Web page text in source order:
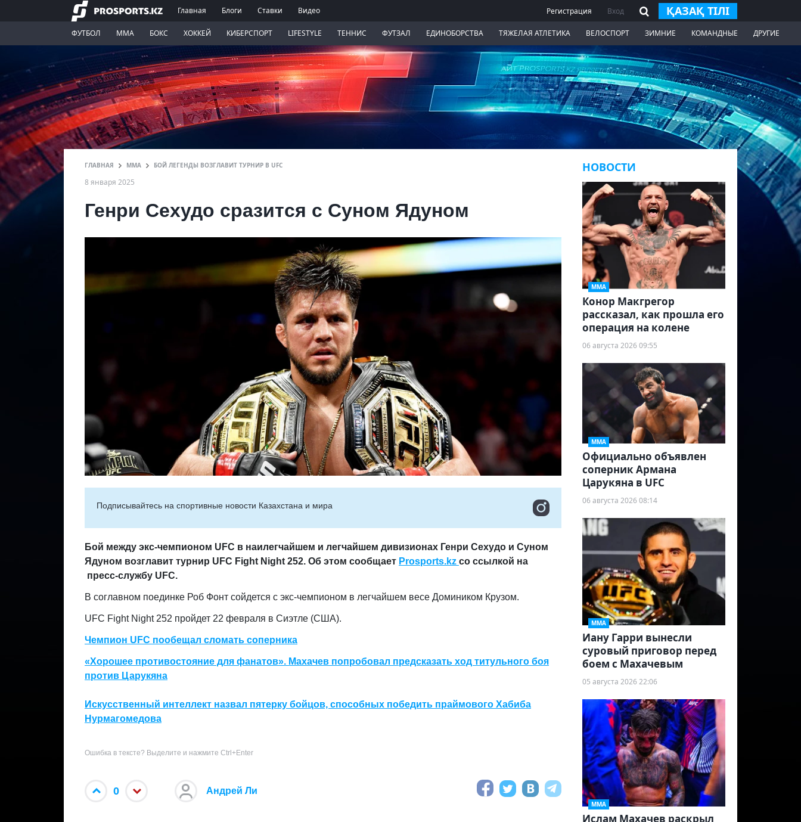
Главная Блоги Ставки Видео Регистрация Вход ҚАЗАҚ ТІЛІ
ФУТБОЛ ММА БОКС ХОККЕЙ КИБЕРСПОРТ LIFESTYLE ТЕННИС ФУТЗАЛ ЕДИНОБОРСТВА ТЯЖЕЛАЯ АТЛЕТИКА ВЕЛОСПОРТ ЗИМНИЕ КОМАНДНЫЕ ДРУГИЕ
ГЛАВНАЯ ММА БОЙ ЛЕГЕНДЫ ВОЗГЛАВИТ ТУРНИР В UFC
8 января 2025
Генри Сехудо сразится с Суном Ядуном
Подписывайтесь на cпортивные новости Казахстана и мира
Бой между экс-чемпионом UFC в наилегчайшем и легчайшем дивизионах Генри Сехудо и Суном
Ядуном возглавит турнир UFC Fight Night 252. Об этом сообщает Prosports.kz со ссылкой на
пресс-службу UFC.
В соглавном поединке Роб Фонт сойдется с экс-чемпионом в легчайшем весе Домиником Крузом.
UFC Fight Night 252 пройдет 22 февраля в Сиэтле (США).
Чемпион UFC пообещал сломать соперника
«Хорошее противостояние для фанатов». Махачев попробовал предсказать ход титульного боя
против Царукяна
Искусственный интеллект назвал пятерку бойцов, способных победить праймового Хабиба
Нурмагомедова
Ошибка в тексте? Выделите и нажмите Ctrl+Enter
0 Андрей Ли
НОВОСТИ
ММА
Конор Макгрегор
рассказал, как прошла его
операция на колене
06 августа 2026 09:55
ММА
Официально объявлен
соперник Армана
Царукяна в UFC
06 августа 2026 08:14
ММА
Иану Гарри вынесли
суровый приговор перед
боем с Махачевым
05 августа 2026 22:06
ММА
Ислам Махачев раскрыл